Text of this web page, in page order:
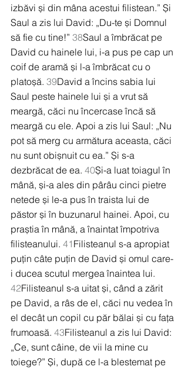
izbăvi și din mâna acestui filistean.” Și
Saul a zis lui David: „Du-te și Domnul
să fie cu tine!” 38Saul a îmbrăcat pe
David cu hainele lui, i-a pus pe cap un
coif de aramă și l-a îmbrăcat cu o
platoșă. 39David a încins sabia lui
Saul peste hainele lui și a vrut să
meargă, căci nu încercase încă să
meargă cu ele. Apoi a zis lui Saul: „Nu
pot să merg cu armătura aceasta, căci
nu sunt obișnuit cu ea.” Și s-a
dezbrăcat de ea. 40Și-a luat toiagul în
mână, și-a ales din pârâu cinci pietre
netede și le-a pus în traista lui de
păstor și în buzunarul hainei. Apoi, cu
praștia în mână, a înaintat împotriva
filisteanului. 41 Filisteanul s-a apropiat
puțin câte puțin de David și omul care-
i ducea scutul mergea înaintea lui.
42Filisteanul s-a uitat și, când a zărit
pe David, a râs de el, căci nu vedea în
el decât un copil cu păr bălai și cu fața
frumoasă. 43Filisteanul a zis lui David:
„Ce, sunt câine, de vii la mine cu
toiege?” Și, după ce l-a blestemat pe